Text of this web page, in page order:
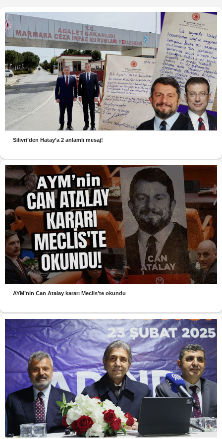
Silivri’den Hatay’a 2 anlamlı mesaj!
AYM’nin Can Atalay kararı Meclis’te okundu